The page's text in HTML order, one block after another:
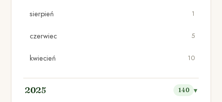
sierpień 1
czerwiec 5
kwiecień 10
2025 140